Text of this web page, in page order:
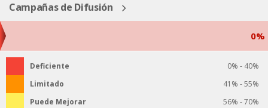
Campañas de Difusión
0%
Deficiente
0% - 40%
Limitado
41% - 55%
Puede Mejorar
56% - 70%